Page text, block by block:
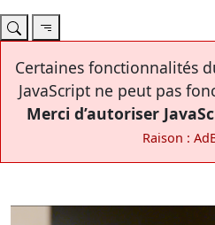
Certaines fonctionnalités
JavaScript ne peut pas
Merci d’autoriser
Raison :